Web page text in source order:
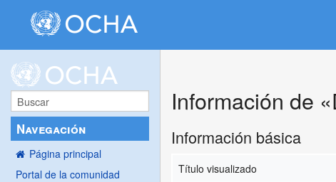
Navegación
Página principal
Portal de la comunidad
Información de
Información básica
Título visualizado